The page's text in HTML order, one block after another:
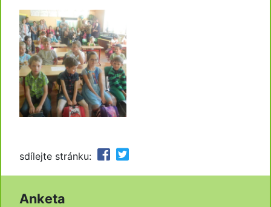
sdílejte stránku:
Anketa